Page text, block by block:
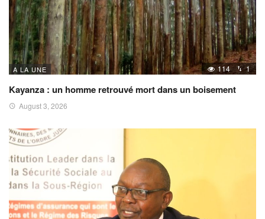
A LA UNE 114 1
Kayanza : un homme retrouvé mort dans un boisement
August 3, 2026